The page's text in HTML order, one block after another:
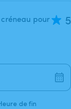
pour
5
de fin